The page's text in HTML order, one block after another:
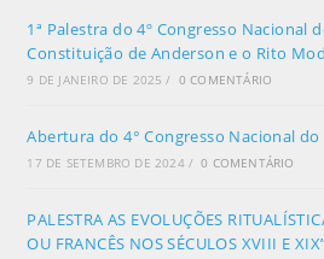
1ª Palestra do 4º Congresso Nacional
Constituição de Anderson e o Rito
9 DE JANEIRO DE 2025 / 0 COMENTÁRIO
Abertura do 4° Congresso Nacional
17 DE SETEMBRO DE 2024 / 0 COMENTÁRIO
PALESTRA AS EVOLUÇÕES
OU FRANCÊS NOS SÉCULOS XVIII E